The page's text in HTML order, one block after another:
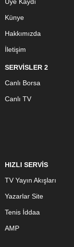
Künye
Hakkımızda
İletişim
SERVİSLER 2
Canlı Borsa
Canlı TV
HIZLI SERVİS
TV Yayın Akışları
Yazarlar Site
Tenis İddaa
AMP